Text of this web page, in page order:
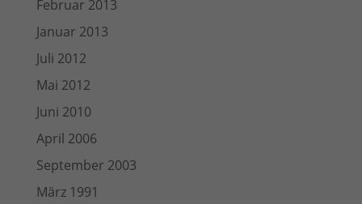
Februar 2013
Januar 2013
Juli 2012
Mai 2012
Juni 2010
April 2006
September 2003
März 1991